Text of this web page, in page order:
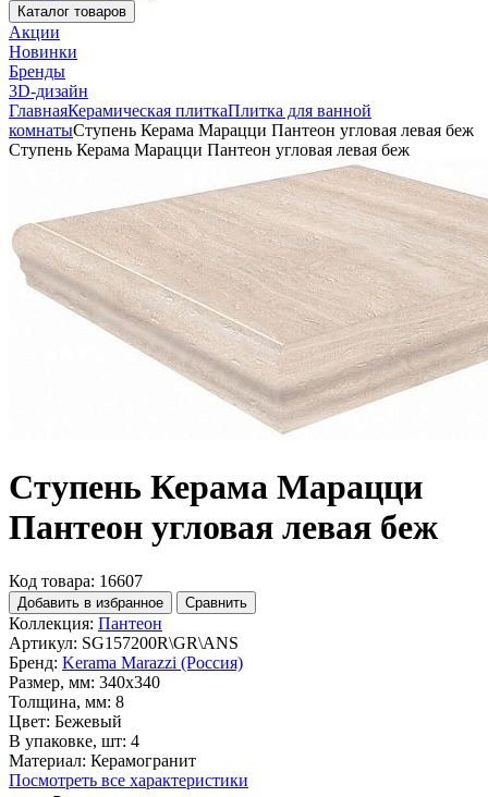
Каталог товаров
Акции
Новинки
Бренды
3D-дизайн
ГлавнаяКерамическая плиткаПлитка для ванной
комнатыСтупень Керама Марацци Пантеон угловая левая беж
Ступень Керама Марацци Пантеон угловая левая беж
Ступень Керама Марацци
Пантеон угловая левая беж
Код товара: 16607
Добавить в избранное Сравнить
Коллекция: Пантеон
Артикул: SG157200R\GR\ANS
Бренд: Kerama Marazzi (Россия)
Размер, мм: 340x340
Толщина, мм: 8
Цвет: Бежевый
В упаковке, шт: 4
Материал: Керамогранит
Посмотреть все характеристики